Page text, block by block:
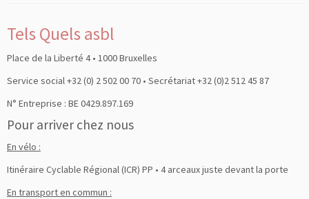
Tels Quels asbl
Place de la Liberté 4 • 1000 Bruxelles
Service social +32 (0) 2 502 00 70 • Secrétariat +32 (0)2 512 45 87
N° Entreprise : BE 0429.897.169
Pour arriver chez nous
En vélo :
Itinéraire Cyclable Régional (ICR) PP • 4 arceaux juste devant la porte
En transport en commun :